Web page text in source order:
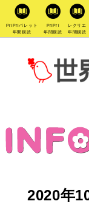
PriPriパレット
年間購読
PriPri
年間購読
レクリエ
年間購読
2020年